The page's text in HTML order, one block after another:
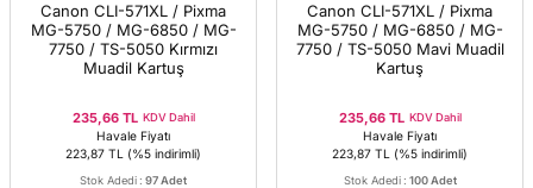
Canon CLI-571XL / Pixma
MG-5750 / MG-6850 / MG-
7750 / TS-5050 Kırmızı
Muadil Kartuş
235,66 TL KDV Dahil
Havale Fiyatı
223,87 TL (%5 indirimli)
Stok Adedi : 97 Adet
Canon CLI-571XL / Pixma
MG-5750 / MG-6850 / MG-
7750 / TS-5050 Mavi Muadil
Kartuş
235,66 TL KDV Dahil
Havale Fiyatı
223,87 TL (%5 indirimli)
Stok Adedi : 100 Adet